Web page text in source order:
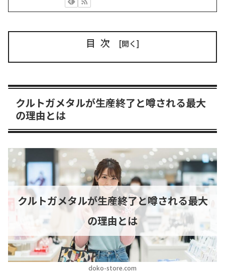
目次
クルトガメタルが生産終了と噂される最大
の理由とは
doko-store.com
クルトガメタルが生産終了と噂される最大
の理由とは